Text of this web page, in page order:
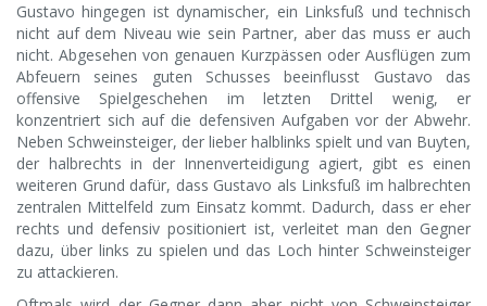
Gustavo hingegen ist dynamischer, ein Linksfuß und technisch
nicht auf dem Niveau wie sein Partner, aber das muss er auch
nicht. Abgesehen von genauen Kurzpässen oder Ausflügen zum
Abfeuern seines guten Schusses beeinflusst Gustavo das
offensive Spielgeschehen im letzten Drittel wenig, er
konzentriert sich auf die defensiven Aufgaben vor der Abwehr.
Neben Schweinsteiger, der lieber halblinks spielt und van Buyten,
der halbrechts in der Innenverteidigung agiert, gibt es einen
weiteren Grund dafür, dass Gustavo als Linksfuß im halbrechten
zentralen Mittelfeld zum Einsatz kommt. Dadurch, dass er eher
rechts und defensiv positioniert ist, verleitet man den Gegner
dazu, über links zu spielen und das Loch hinter Schweinsteiger
zu attackieren.